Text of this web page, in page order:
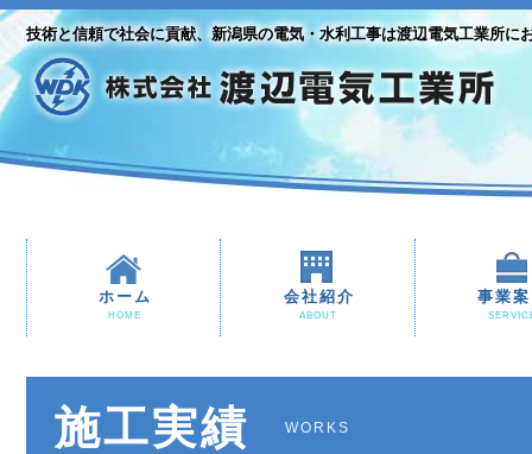
技術と信頼で社会に貢献、新潟県の電気・水利工事は渡辺電気工業所に
ホーム
HOME
会社紹介
ABOUT
事業
施工実績 WORKS